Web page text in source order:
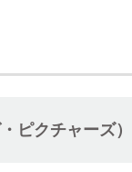
クチャーズ）